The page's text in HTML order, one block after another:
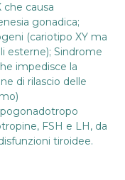
che causa
gonadica;
(cariotipo XY ma
esterne); Sindrome
impedisce la
di rilascio delle
FSH e LH, da
tiroidee.